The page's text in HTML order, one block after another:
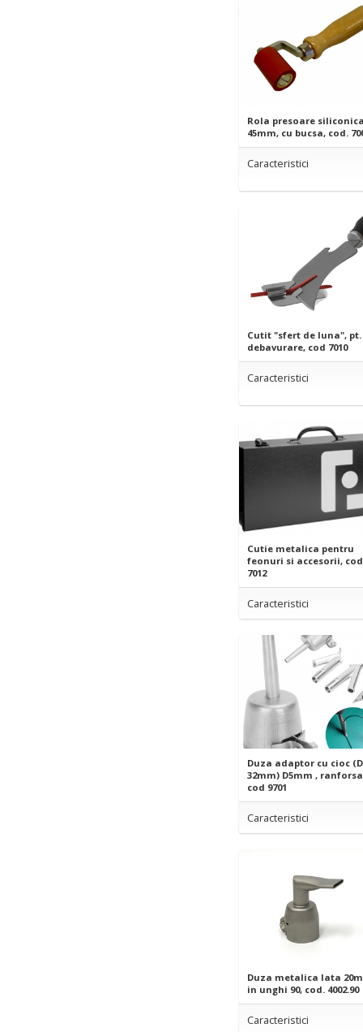
Rola presoare
45mm, cu bucsa, cod.
Caracteristici
Cutit "sfert de luna", pt.
debavurare, cod 7010
Caracteristici
Cutie metalica pentru
feonuri si accesorii,
7012
Caracteristici
Duza adaptor cu cioc (D
32mm) D5mm ,
cod 9701
Caracteristici
Duza metalica lata
in unghi 90, cod. 4002.90
Caracteristici